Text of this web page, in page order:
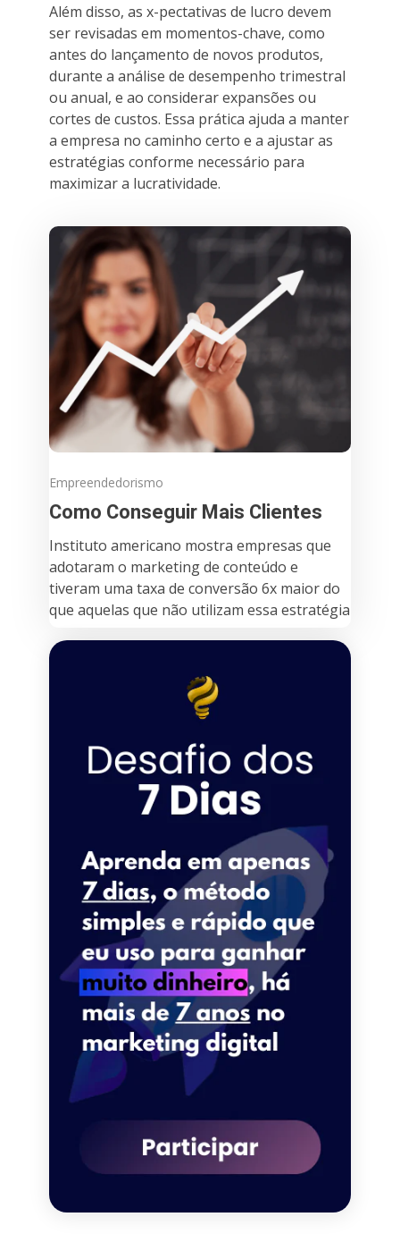
Além disso, as x-pectativas de lucro devem
ser revisadas em momentos-chave, como
antes do lançamento de novos produtos,
durante a análise de desempenho trimestral
ou anual, e ao considerar expansões ou
cortes de custos. Essa prática ajuda a manter
a empresa no caminho certo e a ajustar as
estratégias conforme necessário para
maximizar a lucratividade.
Empreendedorismo
Como Conseguir Mais Clientes
Instituto americano mostra empresas que
adotaram o marketing de conteúdo e
tiveram uma taxa de conversão 6x maior do
que aquelas que não utilizam essa estratégia